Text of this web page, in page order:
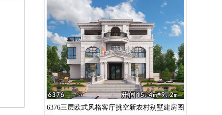
6376三层欧式风格客厅挑空新农村别墅建房图